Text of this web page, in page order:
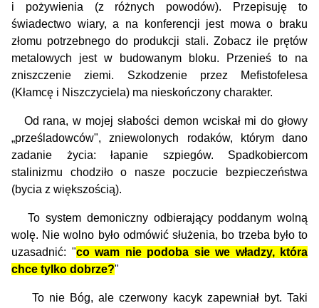
i pożywienia (z różnych powodów). Przepisuję to
świadectwo wiary, a na konferencji jest mowa o braku
złomu potrzebnego do produkcji stali. Zobacz ile prętów
metalowych jest w budowanym bloku. Przenieś to na
zniszczenie ziemi. Szkodzenie przez Mefistofelesa
(Kłamcę i Niszczyciela) ma nieskończony charakter.
Od rana, w mojej słabości demon wciskał mi do głowy
„prześladowców", zniewolonych rodaków, którym dano
zadanie życia: łapanie szpiegów. Spadkobiercom
stalinizmu chodziło o nasze poczucie bezpieczeństwa
(bycia z większością).
To system demoniczny odbierający poddanym wolną
wolę. Nie wolno było odmówić służenia, bo trzeba było to
uzasadnić: "co wam nie podoba sie we władzy, która
chce tylko dobrze?"
To nie Bóg, ale czerwony kacyk zapewniał byt. Taki